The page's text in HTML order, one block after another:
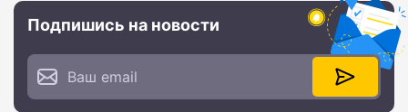
Подпишись на новости